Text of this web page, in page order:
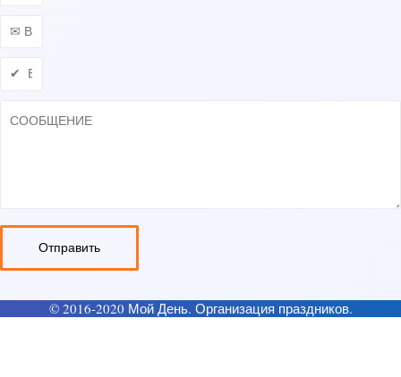
Отправить
© 2016-2020 Мой День. Организация праздников.